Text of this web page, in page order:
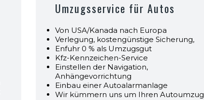
Umzugsservice für Autos
Von USA/Kanada nach Europa
Verlegung, kostengünstige Sicherung,
Enfuhr 0 % als Umzugsgut
Kfz-Kennzeichen-Service
Einstellen der Navigation,
Anhängevorrichtung
Einbau einer Autoalarmanlage
Wir kümmern uns um Ihren Autoumzug